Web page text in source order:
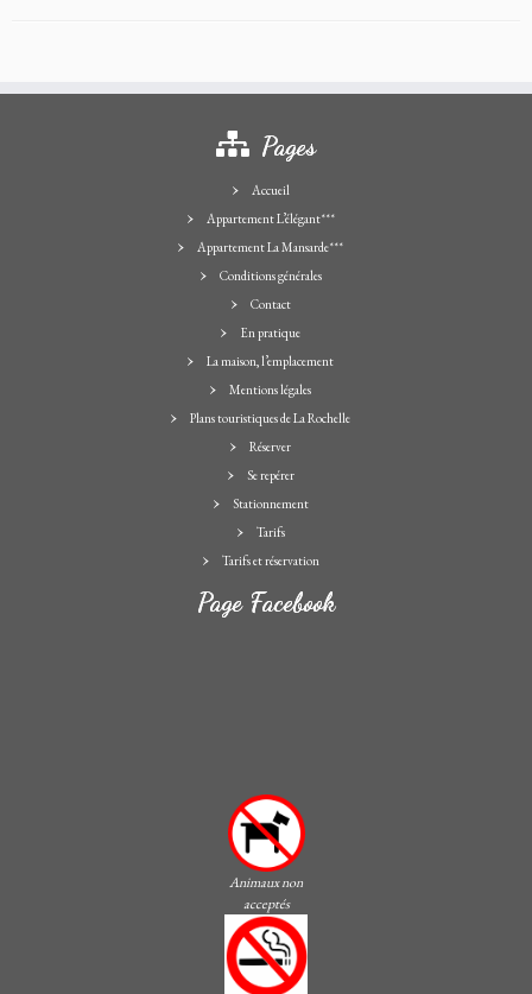
Pages
Accueil
Appartement L’élégant***
Appartement La Mansarde***
Conditions générales
Contact
En pratique
La maison, l’emplacement
Mentions légales
Plans touristiques de La Rochelle
Réserver
Se repérer
Stationnement
Tarifs
Tarifs et réservation
Page Facebook
Animaux non
acceptés